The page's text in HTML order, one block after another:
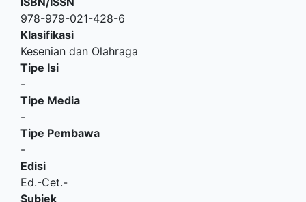
978-979-021-428-6
Klasifikasi
Kesenian dan Olahraga
Tipe Isi
-
Tipe Media
-
Tipe Pembawa
-
Edisi
Ed.-Cet.-
Subjek